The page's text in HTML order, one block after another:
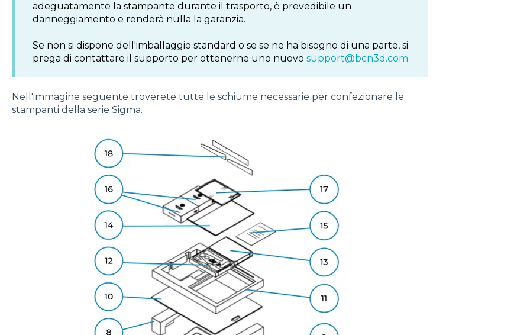
adeguatamente la stampante durante il trasporto, è prevedibile un
danneggiamento e renderà nulla la garanzia.
Se non si dispone dell'imballaggio standard o se se ne ha bisogno di una parte, si
prega di contattare il supporto per ottenerne uno nuovo support@bcn3d.com
Nell'immagine seguente troverete tutte le schiume necessarie per confezionare le
stampanti della serie Sigma.